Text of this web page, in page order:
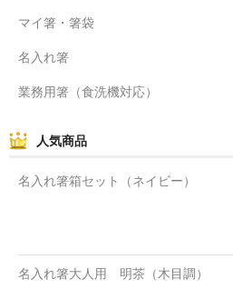
マイ箸・箸袋
名入れ箸
業務用箸（食洗機対応）
人気商品
名入れ箸箱セット（ネイビー）
名入れ箸大人用 明茶（木目調）